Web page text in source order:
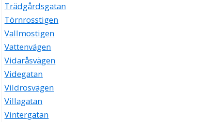
Trädgårdsgatan
Törnrosstigen
Vallmostigen
Vattenvägen
Vidaråsvägen
Videgatan
Vildrosvägen
Villagatan
Vintergatan